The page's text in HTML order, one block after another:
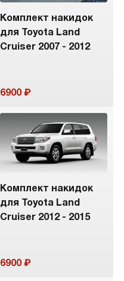
Комплект накидок
для Toyota Land
Cruiser 2007 - 2012
6900
Комплект накидок
для Toyota Land
Cruiser 2012 - 2015
6900